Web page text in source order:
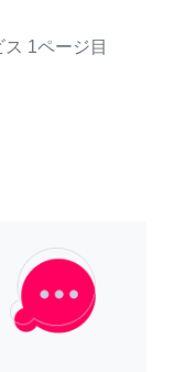
1ページ目